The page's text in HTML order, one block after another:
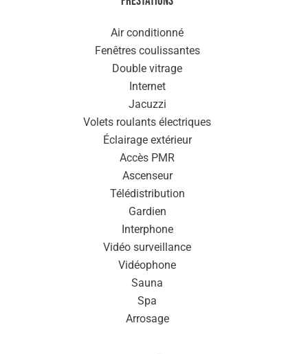
Air conditionné
Fenêtres coulissantes
Double vitrage
Internet
Jacuzzi
Volets roulants électriques
Éclairage extérieur
Accès PMR
Ascenseur
Télédistribution
Gardien
Interphone
Vidéo surveillance
Vidéophone
Sauna
Spa
Arrosage